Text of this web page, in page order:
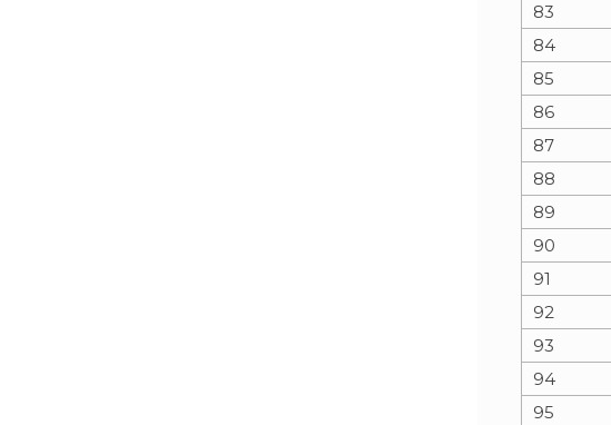
83
84
85
86
87
88
89
90
91
92
93
94
95